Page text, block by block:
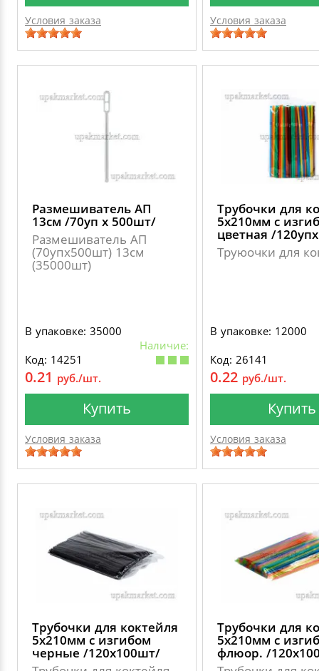
Условия заказа Условия заказа
Размешиватель АП
13см /70уп х 500шт/
Размешиватель АП
(70упх500шт) 13см
(35000шт)
В упаковке: 35000
Наличие:
Код: 14251
0.21 руб./шт.
Купить
Условия заказа
Трубочки для
5х210мм с
цветная /
Труюочки для
В упаковке: 12000
Код: 26141
0.22 руб./шт.
Купить
Условия заказа
Трубочки для коктейля
5х210мм с изгибом
черные /120х100шт/
Трубочки для
5х210мм с
флюор. /